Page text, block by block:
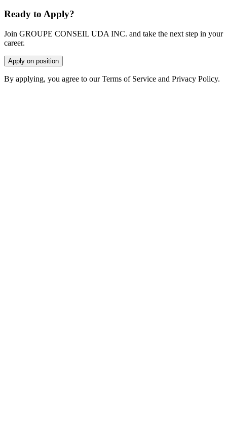
Ready to Apply?
Join GROUPE CONSEIL UDA INC. and take the next step in your
career.
Apply on position
By applying, you agree to our Terms of Service and Privacy Policy.